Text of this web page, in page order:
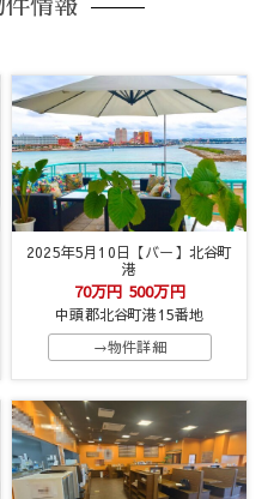
件情報
2025年5月10日【バー】北谷町
港
70万円 500万円
中頭郡北谷町港15番地
→物件詳細